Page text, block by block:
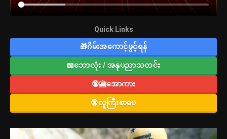
Quick Links
🎁ဂိမ်းအကောင့်ဖွင့်ရန်
📖ဘောလုံး / အနုပညာသတင်း
🔞🎦အောကား
🔞လူကြီးစာပေ